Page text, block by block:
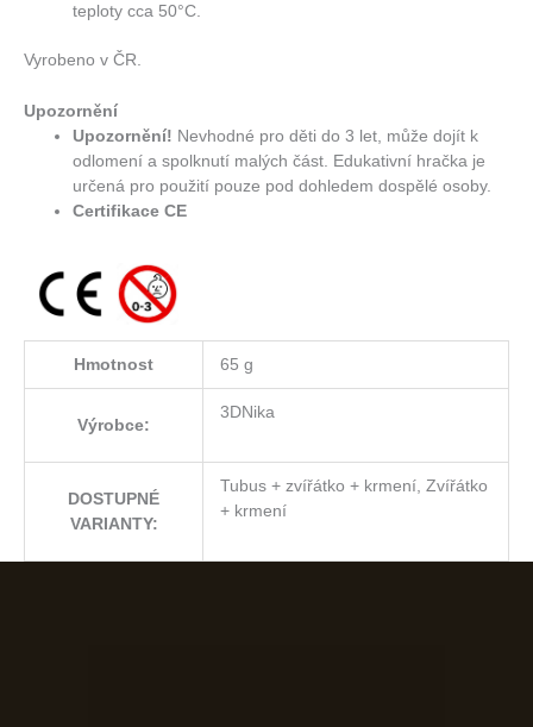
teploty cca 50°C.
Vyrobeno v ČR.
Upozornění
Upozornění! Nevhodné pro děti do 3 let, může dojít k
odlomení a spolknutí malých část. Edukativní hračka je
určená pro použití pouze pod dohledem dospělé osoby.
Certifikace CE
Hmotnost 65 g
Výrobce:
3DNika
DOSTUPNÉ
VARIANTY:
Tubus + zvířátko + krmení, Zvířátko
+ krmení